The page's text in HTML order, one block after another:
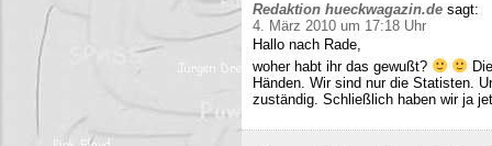
Redaktion hueckwagazin.de sagt:
4. März 2010 um 17:18 Uhr
Hallo nach Rade,
woher habt ihr das gewußt?
Händen. Wir sind nur die Statisten.
zuständig. Schließlich haben wir ja